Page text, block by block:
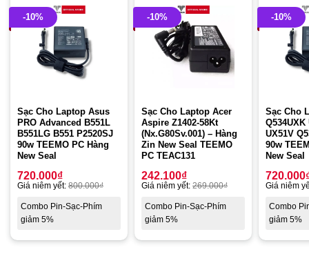
-10%
Sạc Cho Laptop Asus
PRO Advanced B551L
B551LG B551 P2520SJ
90w TEEMO PC Hàng
New Seal
720.000₫
Giá niêm yết: 800.000₫
Combo Pin-Sạc-Phím
giảm 5%
-10%
Sạc Cho Laptop Acer
Aspire Z1402-58Kt
(Nx.G80Sv.001) – Hàng
Zin New Seal TEEMO
PC TEAC131
242.100₫
Giá niêm yết: 269.000₫
Combo Pin-Sạc-Phím
giảm 5%
-10%
Sạc Cho
Q534UXK
UX51V
90w
New Seal
720.000
Giá niêm
Combo
giảm 5%